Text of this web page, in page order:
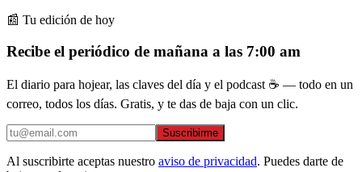
📰 Tu edición de hoy
Recibe el periódico de mañana a las 7:00 am
El diario para hojear, las claves del día y el podcast ☕ — todo en un
correo, todos los días. Gratis, y te das de baja con un clic.
Suscribirme
Al suscribirte aceptas nuestro aviso de privacidad. Puedes darte de